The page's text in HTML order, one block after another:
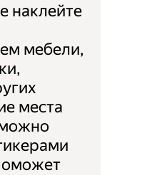
наклейте
мебели,
места